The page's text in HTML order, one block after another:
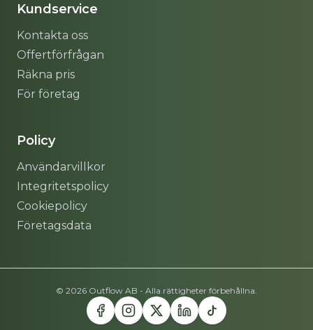
Kundservice
Kontakta oss
Offertförfrågan
Räkna pris
För företag
Policy
Användarvillkor
Integritetspolicy
Cookiepolicy
Företagsdata
© 2026 Outflow AB - Alla rättigheter förbehållna.